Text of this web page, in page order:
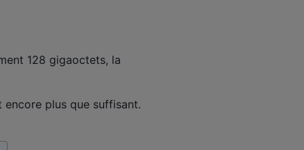
128 gigaoctets, la
plus que suffisant.